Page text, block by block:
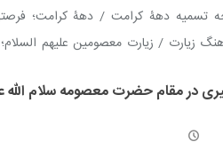
تسمیه دهۀ کرامت / دهۀ کرامت؛
زیارت / زیارت معصومین علیهم
در سایۀ گسترش شناخت و معرفت به
در مقام حضرت معصومه سلام الله